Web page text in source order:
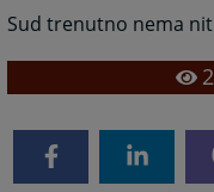
Sud trenutno nema